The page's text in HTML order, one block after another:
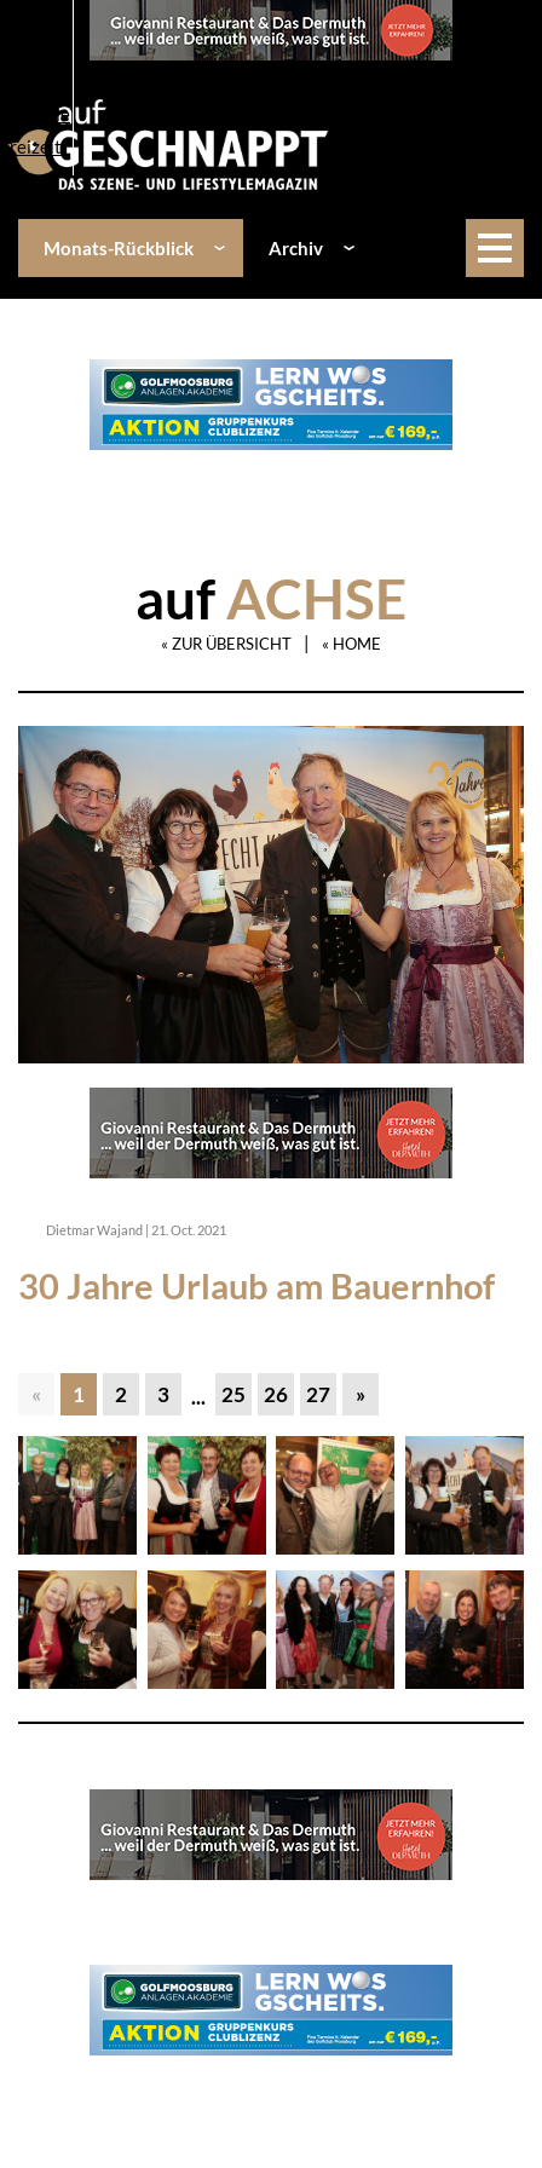
Lifestyle
Freizeit
Monats-Rückblick Archiv
aufACHSE
« ZUR ÜBERSICHT | « HOME
Dietmar Wajand | 21. Oct. 2021
30 Jahre Urlaub am Bauernhof
« 1 2 3 ... 25 26 27 »